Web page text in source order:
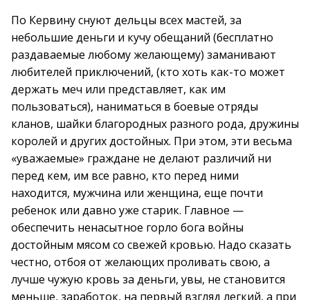
По Кервину снуют дельцы всех мастей, за
небольшие деньги и кучу обещаний (бесплатно
раздаваемые любому желающему) заманивают
любителей приключений, (кто хоть как-то может
держать меч или представляет, как им
пользоваться), наниматься в боевые отряды
кланов, шайки благородных разного рода, дружины
королей и других достойных. При этом, эти весьма
«уважаемые» граждане не делают различий ни
перед кем, им все равно, кто перед ними
находится, мужчина или женщина, еще почти
ребенок или давно уже старик. Главное —
обеспечить ненасытное горло бога войны
достойным мясом со свежей кровью. Надо сказать
честно, отбоя от желающих проливать свою, а
лучше чужую кровь за деньги, увы, не становится
меньше, заработок, на первый взгляд легкий, а при